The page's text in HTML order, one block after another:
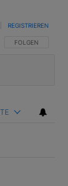
FOLGE DIESER
FOLGEN
REGISTRIEREN